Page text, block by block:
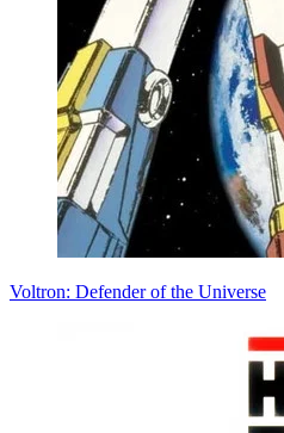
Voltron: Defender of the Universe